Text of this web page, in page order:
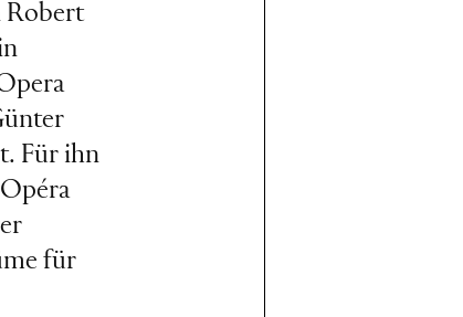
Robert
Für ihn
für